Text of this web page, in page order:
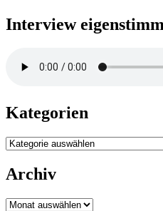
Interview
Kategorien
Kategorien
Archiv
Archiv